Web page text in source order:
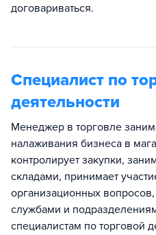
договариваться.
Специалист по
деятельности
Менеджер в торговле
налаживания бизнеса в
контролирует закупки,
складами, принимает
организационных
службами и
специалистам по торговой